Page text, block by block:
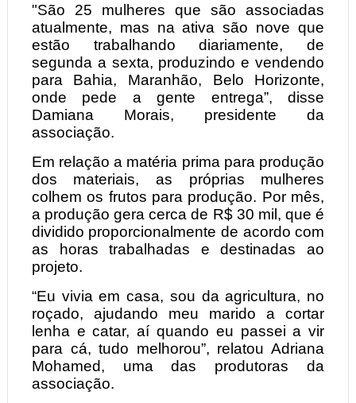
"São 25 mulheres que são associadas
atualmente, mas na ativa são nove que
estão trabalhando diariamente, de
segunda a sexta, produzindo e vendendo
para Bahia, Maranhão, Belo Horizonte,
onde pede a gente entrega”, disse
Damiana Morais, presidente da
associação.
Em relação a matéria prima para produção
dos materiais, as próprias mulheres
colhem os frutos para produção. Por mês,
a produção gera cerca de R$ 30 mil, que é
dividido proporcionalmente de acordo com
as horas trabalhadas e destinadas ao
projeto.
“Eu vivia em casa, sou da agricultura, no
roçado, ajudando meu marido a cortar
lenha e catar, aí quando eu passei a vir
para cá, tudo melhorou”, relatou Adriana
Mohamed, uma das produtoras da
associação.